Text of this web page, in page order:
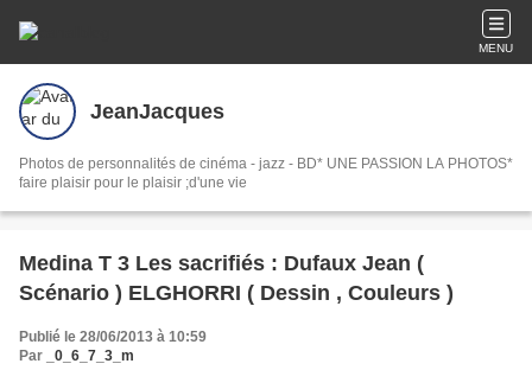
MENU
JeanJacques
Photos de personnalités de cinéma - jazz - BD* UNE PASSION LA PHOTOS*
faire plaisir pour le plaisir ;d'une vie
Medina T 3 Les sacrifiés : Dufaux Jean (
Scénario ) ELGHORRI ( Dessin , Couleurs )
Publié le 28/06/2013 à 10:59
Par
_0_6_7_3_m